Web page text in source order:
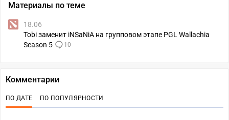
Материалы по теме
18.06
Tobi заменит iNSaNiA на групповом этапе PGL Wallachia
Season 5
10
Комментарии
ПО ДАТЕ ПО ПОПУЛЯРНОСТИ